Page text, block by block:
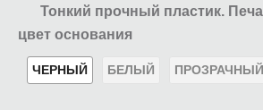
Тонкий прочный пластик.
цвет основания
ЧЕРНЫЙ БЕЛЫЙ ПРОЗРАЧНЫЙ